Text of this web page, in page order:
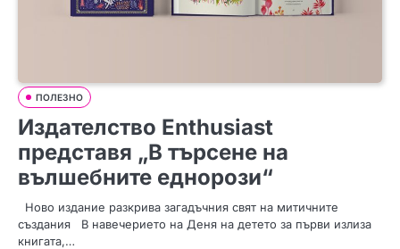
ПОЛЕЗНО
Издателство Enthusiast
представя „В търсене на
вълшебните еднорози“
Ново издание разкрива загадъчния свят на митичните
създания В навечерието на Деня на детето за първи излиза
книгата,…